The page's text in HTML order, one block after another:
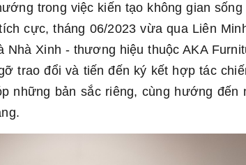
trong việc kiến tạo không gian
cực, tháng 06/2023 vừa qua Liên
Nhà Xinh - thương hiệu thuộc AKA
trao đổi và tiến đến ký kết hợp tác
những bản sắc riêng, cùng hướng